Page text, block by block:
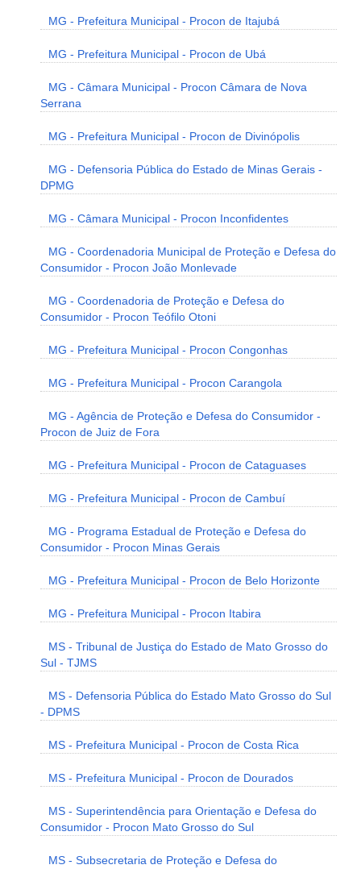
MG - Prefeitura Municipal - Procon de Itajubá
MG - Prefeitura Municipal - Procon de Ubá
MG - Câmara Municipal - Procon Câmara de Nova
Serrana
MG - Prefeitura Municipal - Procon de Divinópolis
MG - Defensoria Pública do Estado de Minas Gerais -
DPMG
MG - Câmara Municipal - Procon Inconfidentes
MG - Coordenadoria Municipal de Proteção e Defesa do
Consumidor - Procon João Monlevade
MG - Coordenadoria de Proteção e Defesa do
Consumidor - Procon Teófilo Otoni
MG - Prefeitura Municipal - Procon Congonhas
MG - Prefeitura Municipal - Procon Carangola
MG - Agência de Proteção e Defesa do Consumidor -
Procon de Juiz de Fora
MG - Prefeitura Municipal - Procon de Cataguases
MG - Prefeitura Municipal - Procon de Cambuí
MG - Programa Estadual de Proteção e Defesa do
Consumidor - Procon Minas Gerais
MG - Prefeitura Municipal - Procon de Belo Horizonte
MG - Prefeitura Municipal - Procon Itabira
MS - Tribunal de Justiça do Estado de Mato Grosso do
Sul - TJMS
MS - Defensoria Pública do Estado Mato Grosso do Sul
- DPMS
MS - Prefeitura Municipal - Procon de Costa Rica
MS - Prefeitura Municipal - Procon de Dourados
MS - Superintendência para Orientação e Defesa do
Consumidor - Procon Mato Grosso do Sul
MS - Subsecretaria de Proteção e Defesa do